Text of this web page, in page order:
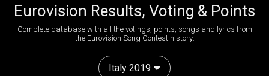
Eurovision Results, Voting & Points
Complete database with all the votings, points, songs and lyrics from
the Eurovision Song Contest history:
Italy 2019